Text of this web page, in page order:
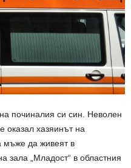
починалия си син. Неволен
оказал хазяинът на
мъже да живеят в
зала „Младост“ в областния